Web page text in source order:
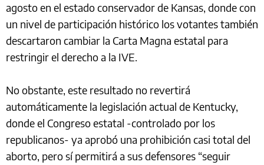
agosto en el estado conservador de Kansas, donde con
un nivel de participación histórico los votantes también
descartaron cambiar la Carta Magna estatal para
restringir el derecho a la IVE.
No obstante, este resultado no revertirá
automáticamente la legislación actual de Kentucky,
donde el Congreso estatal -controlado por los
republicanos- ya aprobó una prohibición casi total del
aborto, pero sí permitirá a sus defensores “seguir